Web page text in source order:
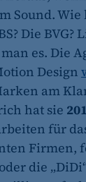
Sound.
Die BVG?
es. Die
Design
am
hat sie
für
Firmen,
die